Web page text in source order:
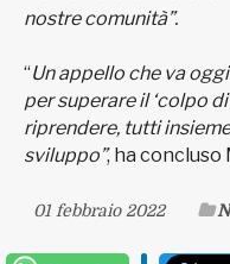
nostre comunità”.
“Un appello che va
per superare il ‘colpo
riprendere, tutti
sviluppo”, ha concluso
01 febbraio 2022